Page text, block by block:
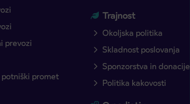
prevozi
promet
Trajnost
Okoljska politika
Skladnost poslovanja
Sponzorstva in donacije
Politika kakovosti